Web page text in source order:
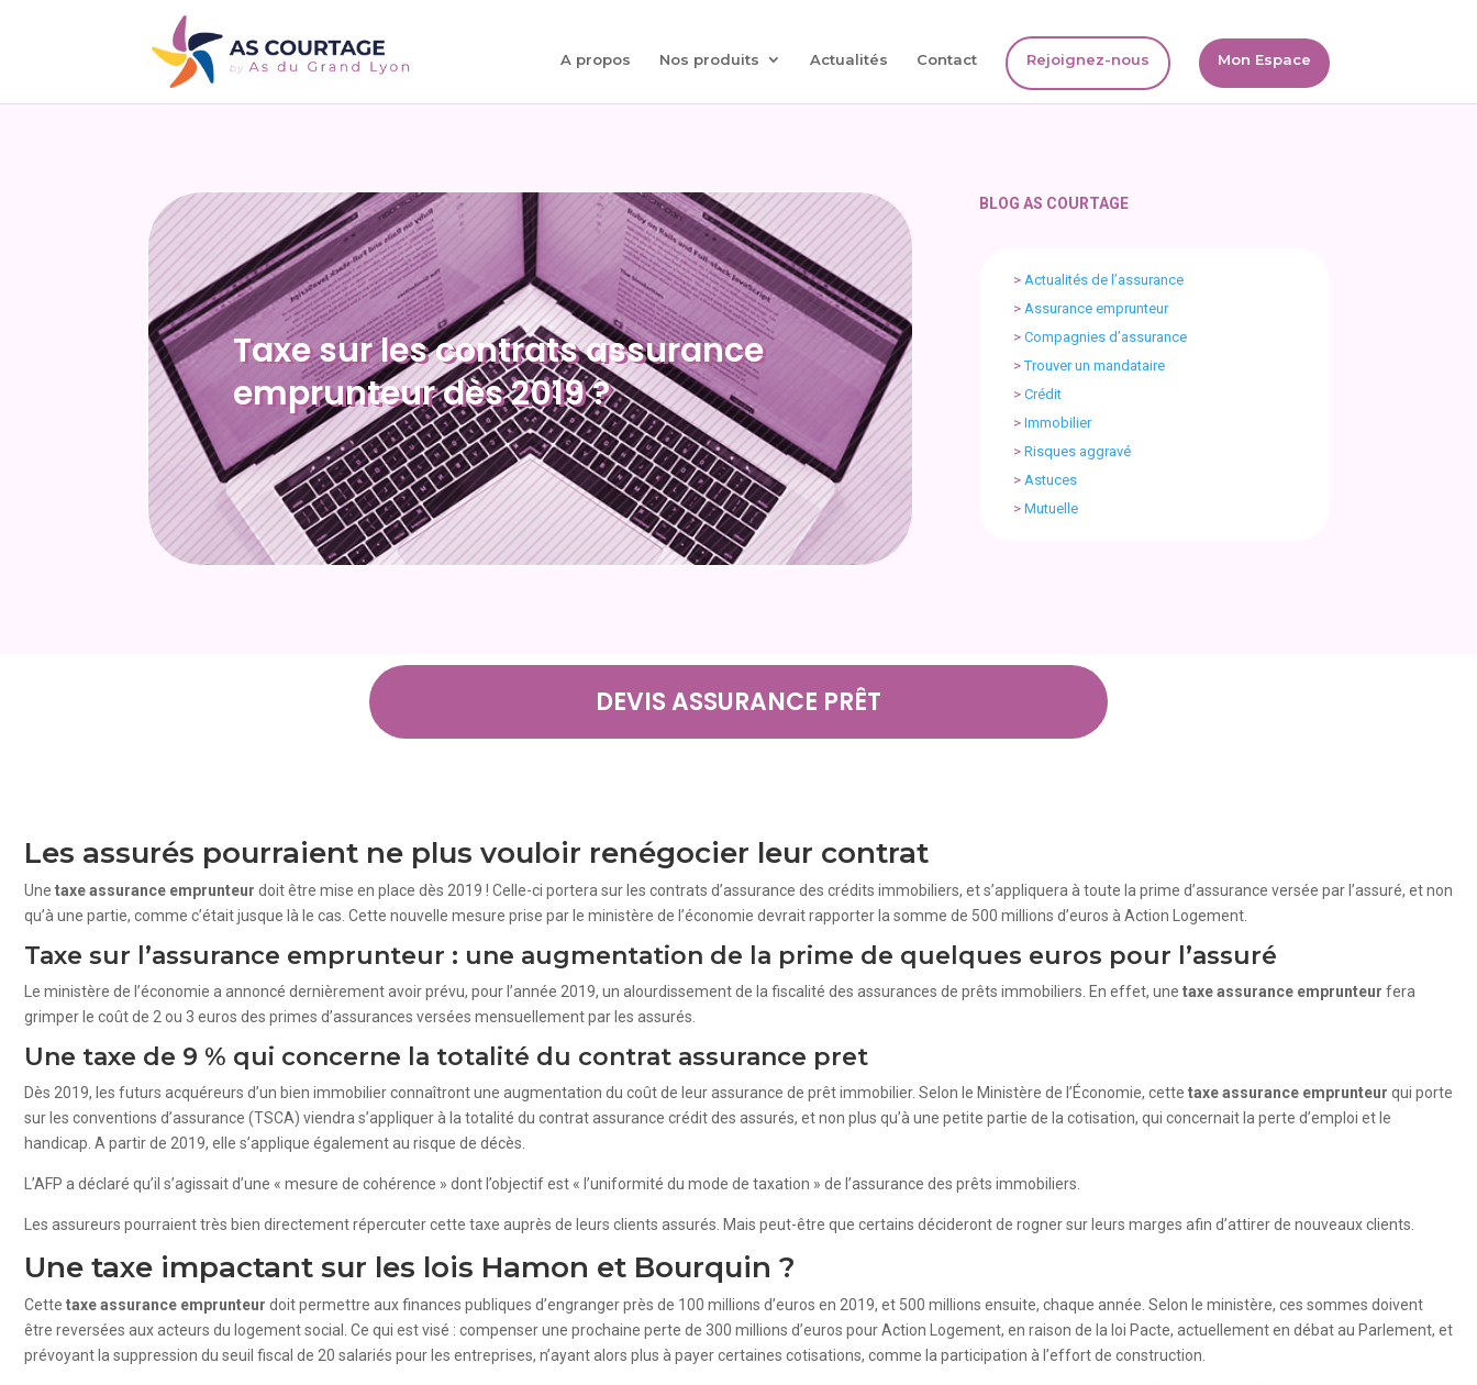
A propos Nos produits Actualités Contact Rejoignez-nous Mon Espace
Taxe sur les contrats assurance
emprunteur dès 2019 ?
BLOG AS COURTAGE
>Actualités de l’assurance
>Assurance emprunteur
>Compagnies d’assurance
>Trouver un mandataire
>Crédit
>Immobilier
>Risques aggravé
>Astuces
>Mutuelle
DEVIS ASSURANCE PRÊT
Les assurés pourraient ne plus vouloir renégocier leur contrat
Une taxe assurance emprunteur doit être mise en place dès 2019 ! Celle-ci portera sur les contrats d’assurance des crédits immobiliers, et s’appliquera à toute la prime d’assurance versée par l’assuré, et non
qu’à une partie, comme c’était jusque là le cas. Cette nouvelle mesure prise par le ministère de l’économie devrait rapporter la somme de 500 millions d’euros à Action Logement.
Taxe sur l’assurance emprunteur : une augmentation de la prime de quelques euros pour l’assuré
Le ministère de l’économie a annoncé dernièrement avoir prévu, pour l’année 2019, un alourdissement de la fiscalité des assurances de prêts immobiliers. En effet, une taxe assurance emprunteur fera
grimper le coût de 2 ou 3 euros des primes d’assurances versées mensuellement par les assurés.
Une taxe de 9 % qui concerne la totalité du contrat assurance pret
Dès 2019, les futurs acquéreurs d’un bien immobilier connaîtront une augmentation du coût de leur assurance de prêt immobilier. Selon le Ministère de l’Économie, cette taxe assurance emprunteur qui porte
sur les conventions d’assurance (TSCA) viendra s’appliquer à la totalité du contrat assurance crédit des assurés, et non plus qu’à une petite partie de la cotisation, qui concernait la perte d’emploi et le
handicap. A partir de 2019, elle s’applique également au risque de décès.
L’AFP a déclaré qu’il s’agissait d’une « mesure de cohérence » dont l’objectif est « l’uniformité du mode de taxation » de l’assurance des prêts immobiliers.
Les assureurs pourraient très bien directement répercuter cette taxe auprès de leurs clients assurés. Mais peut-être que certains décideront de rogner sur leurs marges afin d’attirer de nouveaux clients.
Une taxe impactant sur les lois Hamon et Bourquin ?
Cette taxe assurance emprunteur doit permettre aux finances publiques d’engranger près de 100 millions d’euros en 2019, et 500 millions ensuite, chaque année. Selon le ministère, ces sommes doivent
être reversées aux acteurs du logement social. Ce qui est visé : compenser une prochaine perte de 300 millions d’euros pour Action Logement, en raison de la loi Pacte, actuellement en débat au Parlement, et
prévoyant la suppression du seuil fiscal de 20 salariés pour les entreprises, n’ayant alors plus à payer certaines cotisations, comme la participation à l’effort de construction.